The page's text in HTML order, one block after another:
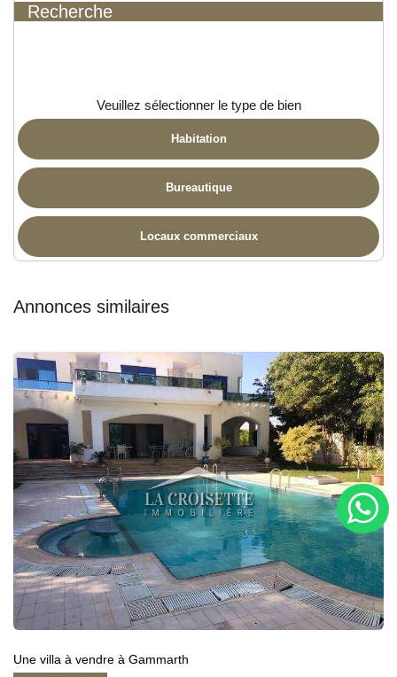
Recherche
Veuillez sélectionner le type de bien
Habitation
Bureautique
Locaux commerciaux
Annonces similaires
Une villa à vendre à Gammarth